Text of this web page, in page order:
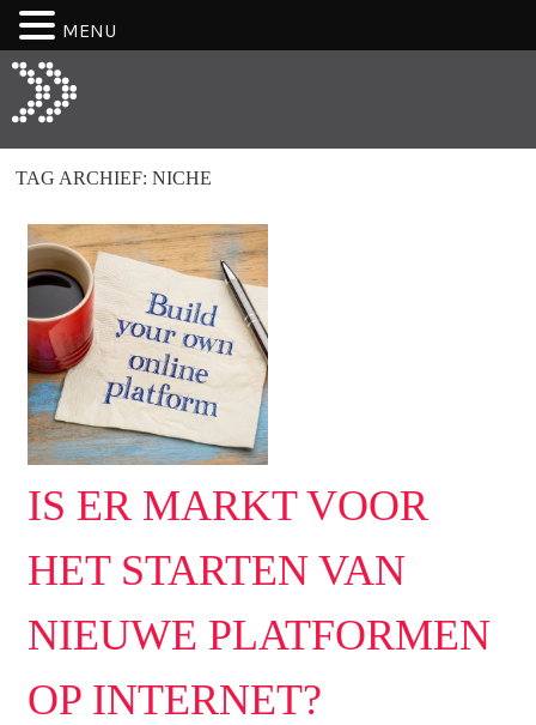
TAG ARCHIEF: NICHE
IS ER MARKT VOOR
HET STARTEN VAN
NIEUWE PLATFORMEN
OP INTERNET?
MENU